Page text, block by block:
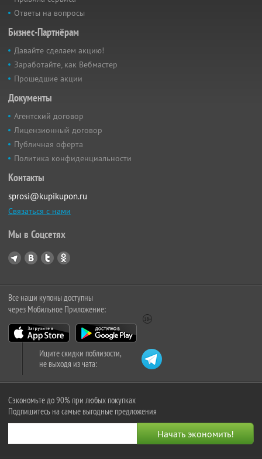
Ответы на вопросы
Бизнес-Партнёрам
Давайте сделаем акцию!
Заработайте, как Вебмастер
Прошедшие акции
Документы
Агентский договор
Лицензионный договор
Публичная оферта
Политика конфиденциальности
Контакты
sprosi@kupikupon.ru
Связаться с нами
Мы в Соцсетях
Все наши купоны доступны
через Мобильное Приложение:
Ищите скидки поблизости,
не выходя из чата:
Сэкономьте до 90% при любых покупках
Подпишитесь на самые выгодные предложения